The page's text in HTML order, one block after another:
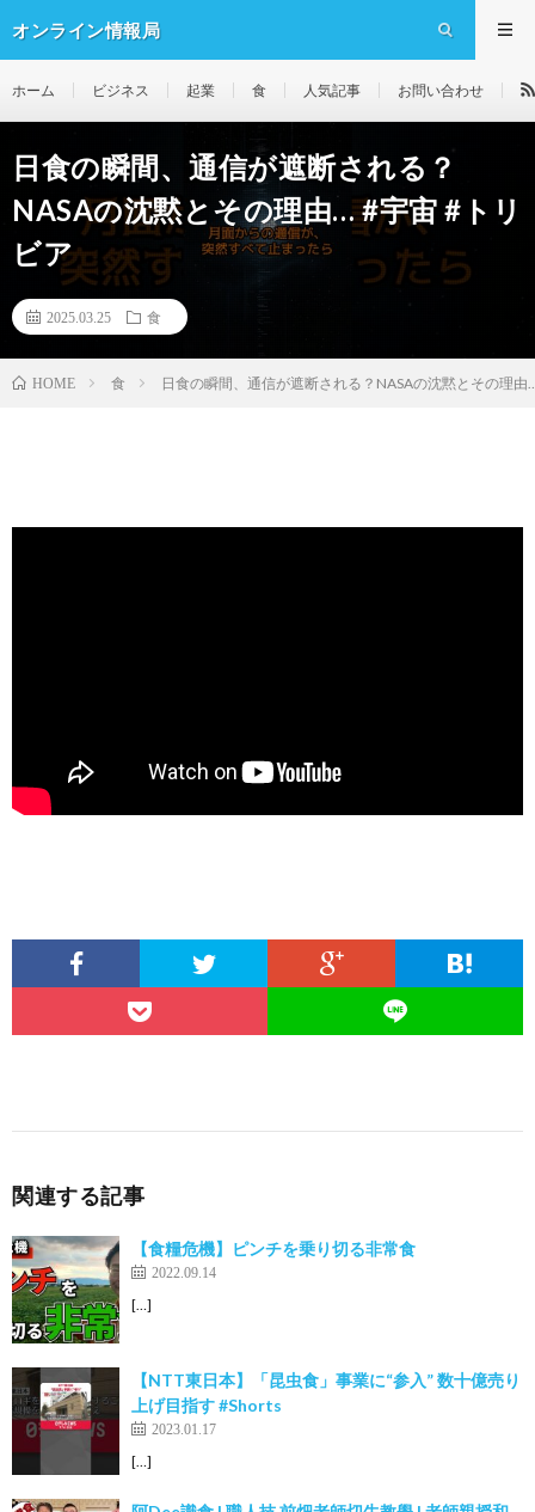
オンライン情報局
ホーム ビジネス 起業 食 人気記事 お問い合わせ
日食の瞬間、通信が遮断される？
NASAの沈黙とその理由… #宇宙 #トリ
ビア
2025.03.25 食
HOME 食 日食の瞬間、通信が遮断される？NASAの沈黙とその理由
関連する記事
【食糧危機】ピンチを乗り切る非常食
2022.09.14
[…]
【NTT東日本】「昆虫食」事業に“参入” 数十億売り
上げ目指す #Shorts
2023.01.17
[…]